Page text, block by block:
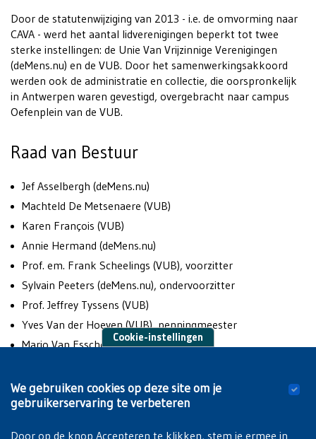
Door de statutenwijziging van 2013 - i.e. de omvorming naar
CAVA - werd het aantal lidverenigingen beperkt tot twee
sterke instellingen: de Unie Van Vrijzinnige Verenigingen
(deMens.nu) en de VUB. Door het samenwerkingsakkoord
werden ook de administratie en collectie, die oorspronkelijk
in Antwerpen waren gevestigd, overgebracht naar campus
Oefenplein van de VUB.
Raad van Bestuur
Jef Asselbergh (deMens.nu)
Machteld De Metsenaere (VUB)
Karen François (VUB)
Annie Hermand (deMens.nu)
Prof. em. Frank Scheelings (VUB), voorzitter
Sylvain Peeters (deMens.nu), ondervoorzitter
Prof. Jeffrey Tyssens (VUB)
Yves Van der Hoeven (VUB), penningmeester
Mario Van Essche (deMens.nu)
Cookie-instellingen
We gebruiken cookies op deze site om je
gebruikerservaring te verbeteren
Door op de knop Accepteren te klikken, stem je ermee in